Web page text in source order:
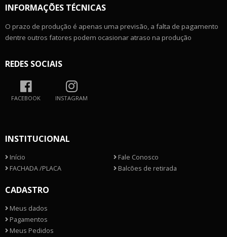
INFORMAÇÕES TÉCNICAS
O prazo de produção é apenas uma previsão, a falta de pagamento
dentre outros fatores podem ocasionar atraso na produção
REDES SOCIAIS
FACEBOOK INSTAGRAM
INSTITUCIONAL
Início
Fale Conosco
FACHADA /PLACA
Balcões de retirada
CADASTRO
Meus dados
Pagamentos
Meus Pedidos